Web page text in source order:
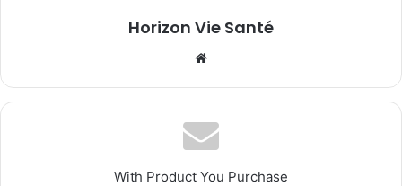
Horizon Vie Santé
With Product You Purchase